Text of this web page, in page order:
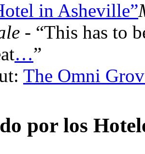
in Asheville”
- “This has to
…”
The Omni
por los